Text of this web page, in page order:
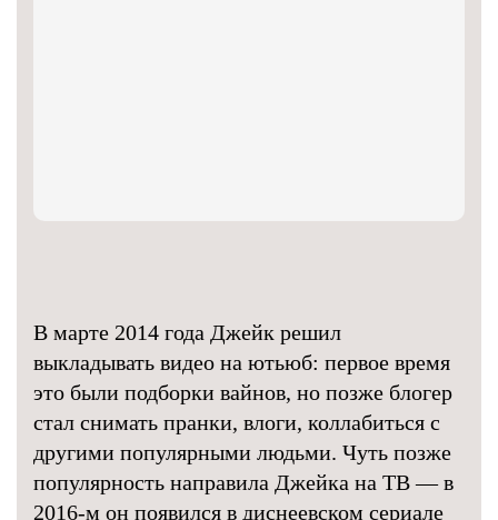
В марте 2014 года Джейк решил
выкладывать видео на ютьюб: первое время
это были подборки вайнов, но позже блогер
стал снимать пранки, влоги, коллабиться с
другими популярными людьми. Чуть позже
популярность направила Джейка на ТВ — в
2016-м он появился в диснеевском сериале